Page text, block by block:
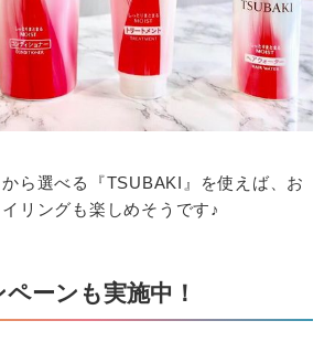
ら選べる『TSUBAKI』を使えば、お
リングも楽しめそうです♪
ーンも実施中！